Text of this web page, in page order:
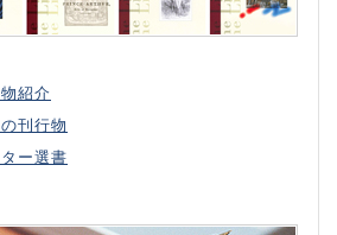
紹介
刊行物
ー選書